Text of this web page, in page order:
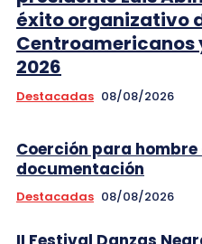
éxito organizativo
Centroamericanos
2026
Destacadas 08/08/2026
Coerción para
documentación
Destacadas 08/08/2026